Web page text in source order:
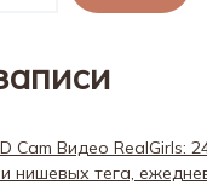
Cam Видео RealGirls:
нишевых тега,